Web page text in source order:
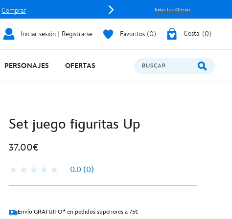
Comprar Todas Las Ofertas
Iniciar sesión | Registrarse Favoritos 0 Cesta 0
PERSONAJES OFERTAS BUSCAR
Set juego figuritas Up
37.00€
0.0 (0)
Envío GRATUITO* en pedidos superiores a 75€